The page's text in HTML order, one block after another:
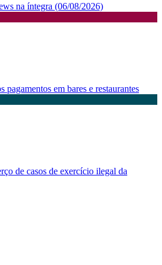
na íntegra (06/08/2026)
pagamentos em bares e restaurantes
de casos de exercício ilegal da